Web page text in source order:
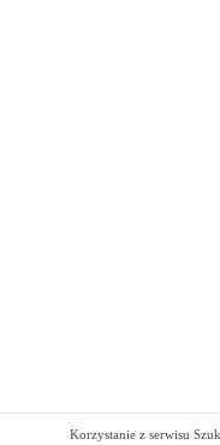
Korzystanie z serwisu